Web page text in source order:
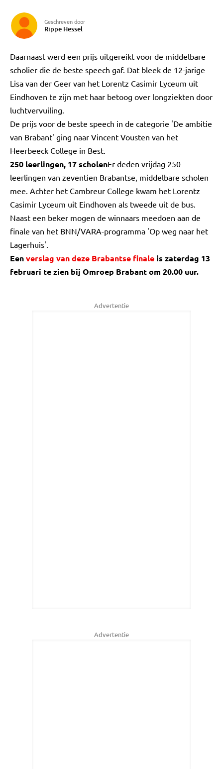
Geschreven door
Rippe Hessel
Daarnaast werd een prijs uitgereikt voor de middelbare
scholier die de beste speech gaf. Dat bleek de 12-jarige
Lisa van der Geer van het Lorentz Casimir Lyceum uit
Eindhoven te zijn met haar betoog over longziekten door
luchtvervuiling.
De prijs voor de beste speech in de categorie 'De ambitie
van Brabant' ging naar Vincent Vousten van het
Heerbeeck College in Best.
250 leerlingen, 17 scholenEr deden vrijdag 250
leerlingen van zeventien Brabantse, middelbare scholen
mee. Achter het Cambreur College kwam het Lorentz
Casimir Lyceum uit Eindhoven als tweede uit de bus.
Naast een beker mogen de winnaars meedoen aan de
finale van het BNN/VARA-programma 'Op weg naar het
Lagerhuis'.
Eenverslag van deze Brabantse finale is zaterdag 13
februari te zien bij Omroep Brabant om 20.00 uur.
Advertentie
Advertentie